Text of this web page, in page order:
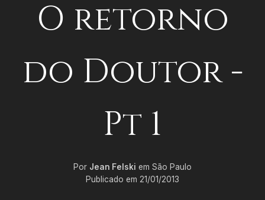
O retorno
do Doutor -
Pt 1
Por Jean Felski em São Paulo
Publicado em 21/01/2013